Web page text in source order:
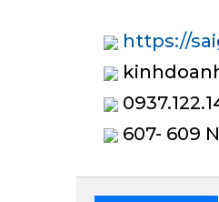
https://
607- 609